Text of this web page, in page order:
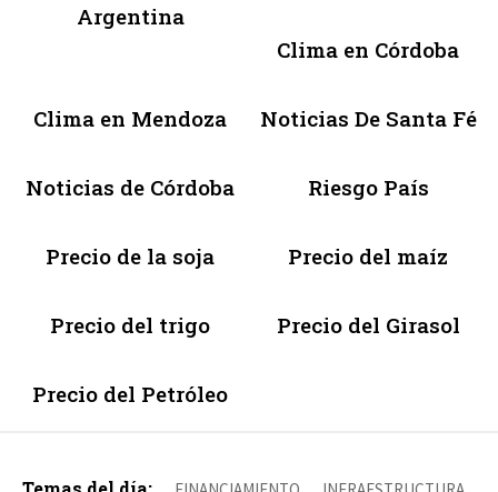
Argentina
Clima en Córdoba
Clima en Mendoza Noticias De Santa Fé
Noticias de Córdoba Riesgo País
Precio de la soja Precio del maíz
Precio del trigo Precio del Girasol
Precio del Petróleo